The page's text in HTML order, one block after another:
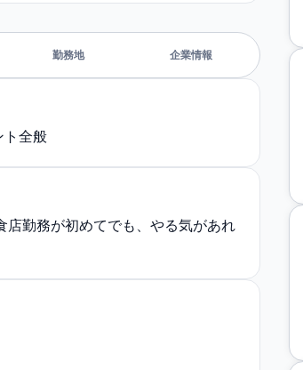
勤務地 企業情報
ト全般
店勤務が初めてでも、やる気があれ